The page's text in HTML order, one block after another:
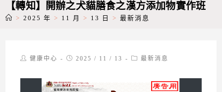
【轉知】開辦之犬貓膳食之漢方添加物實作班
> 2025 年 > 11 月 > 13 日 > 最新消息
Post健康中心
Post2025 / 11 / 13
Post最新消息